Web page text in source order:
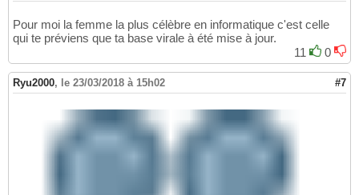
Pour moi la femme la plus célèbre en informatique c'est celle
qui te préviens que ta base virale à été mise à jour.
11
0
Ryu2000, le 23/03/2018 à 15h02 #7